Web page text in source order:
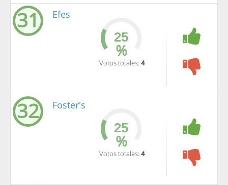
31 Efes
%
Votos totales: 4
32 Foster's
%
Votos totales: 4